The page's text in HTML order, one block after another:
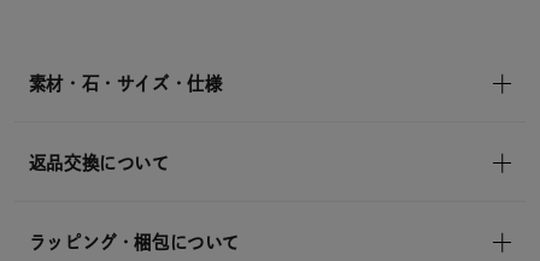
素材・石・サイズ・仕様
返品交換について
ラッピング・梱包について